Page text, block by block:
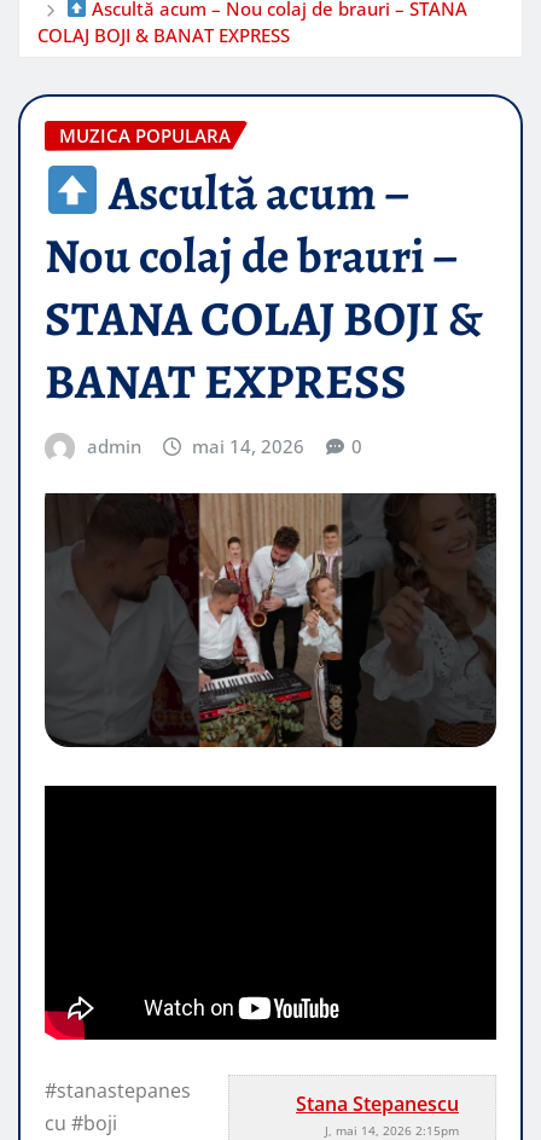
Ascultă acum – Nou colaj de brauri – STANA
COLAJ BOJI & BANAT EXPRESS
MUZICA POPULARA
Ascultă acum –
Nou colaj de brauri –
STANA COLAJ BOJI &
BANAT EXPRESS
admin mai 14, 2026 0
Stana Stepanescu
J, mai 14, 2026 2:15pm
#stanastepanes
cu #boji